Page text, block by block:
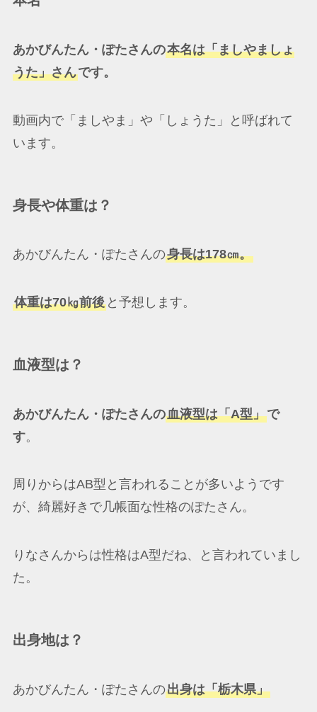
あかびんたん・ぽたさんの本名は「ましやましょ
うた」さんです。
動画内で「ましやま」や「しょうた」と呼ばれて
います。
身長や体重は？
あかびんたん・ぽたさんの身長は178㎝。
体重は70㎏前後と予想します。
血液型は？
あかびんたん・ぽたさんの血液型は「A型」で
す。
周りからはAB型と言われることが多いようです
が、綺麗好きで几帳面な性格のぽたさん。
りなさんからは性格はA型だね、と言われていまし
た。
出身地は？
あかびんたん・ぽたさんの出身は「栃木県」